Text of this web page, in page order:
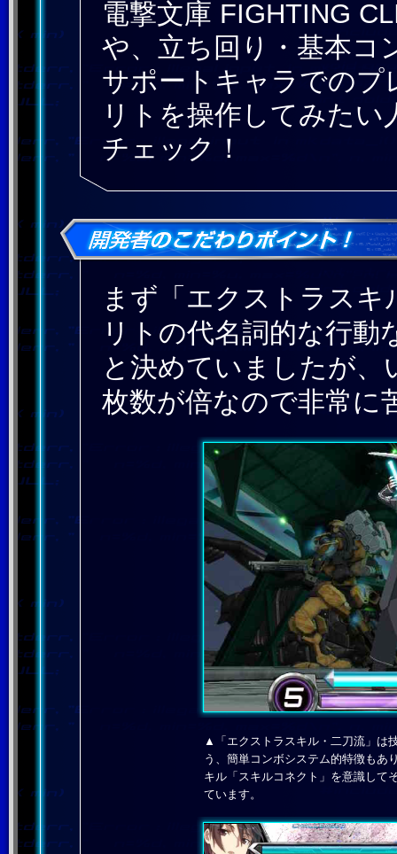
電撃文庫 FIGHTING
や、立ち回り・基本コ
サポートキャラでのプ
リトを操作してみた
チェック！
まず「エクストラス
リトの代名詞的な行
と決めていましたが
枚数が倍なので非常に
▲「エクストラスキル・二刀流」は
う、簡単コンボシステム的特徴もあ
キル「スキルコネクト」を意識して
ています。